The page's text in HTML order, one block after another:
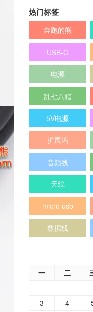
热门标签
奔跑的熊
USB-C
电源
乱七八糟
5V电源
扩展坞
音频线
天线
micro usb
数据线
一 二
3
4